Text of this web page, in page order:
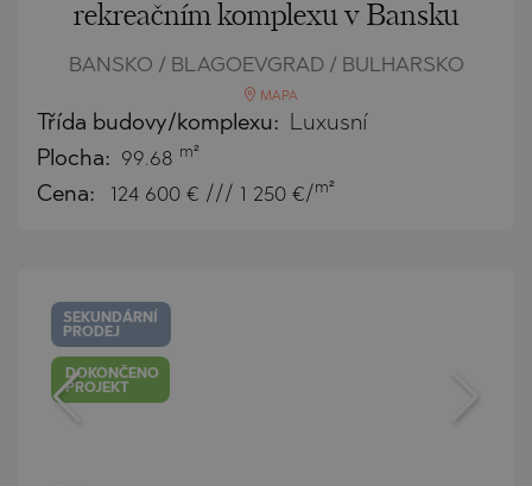
rekreačním komplexu v Bansku
BANSKO / BLAGOEVGRAD / BULHARSKO
MAPA
Třída budovy/komplexu: Luxusní
Plocha: 99.68 m²
Cena: 124 600 € /// 1 250 €/ m²
SEKUNDÁRNÍ
PRODEJ
DOKONČENO
PROJEKT